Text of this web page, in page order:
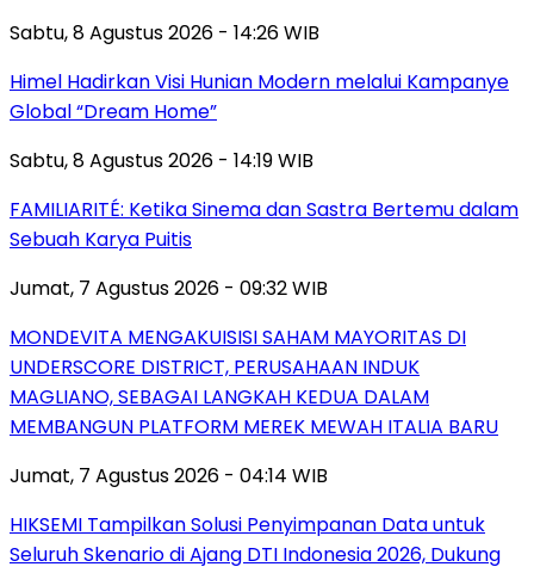
Sabtu, 8 Agustus 2026 - 14:26 WIB
Himel Hadirkan Visi Hunian Modern melalui Kampanye
Global “Dream Home”
Sabtu, 8 Agustus 2026 - 14:19 WIB
FAMILIARITÉ: Ketika Sinema dan Sastra Bertemu dalam
Sebuah Karya Puitis
Jumat, 7 Agustus 2026 - 09:32 WIB
MONDEVITA MENGAKUISISI SAHAM MAYORITAS DI
UNDERSCORE DISTRICT, PERUSAHAAN INDUK
MAGLIANO, SEBAGAI LANGKAH KEDUA DALAM
MEMBANGUN PLATFORM MEREK MEWAH ITALIA BARU
Jumat, 7 Agustus 2026 - 04:14 WIB
HIKSEMI Tampilkan Solusi Penyimpanan Data untuk
Seluruh Skenario di Ajang DTI Indonesia 2026, Dukung